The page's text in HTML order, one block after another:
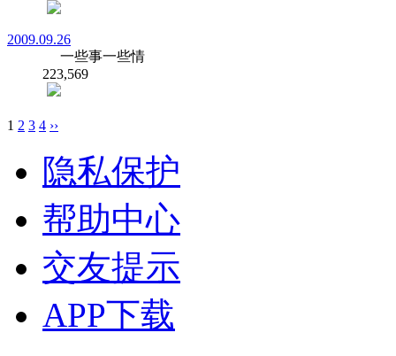
2009.09.26
一些事一些情
223,569
1 2 3 4 ››
隐私保护
帮助中心
交友提示
APP下载